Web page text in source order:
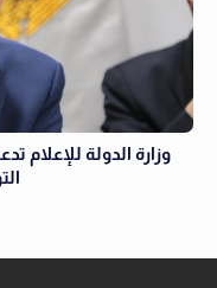
وزارة الدولة